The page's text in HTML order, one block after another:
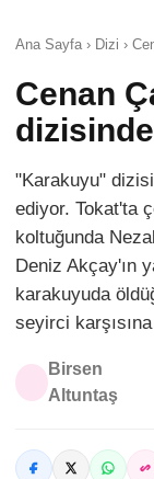
Ana Sayfa › Dizi ›
Cenan
dizisinde
"Karakuyu"
ediyor. Tokat'ta
koltuğunda
Deniz Akçay'ın
karakuyuda
seyirci
Birsen
Altuntaş